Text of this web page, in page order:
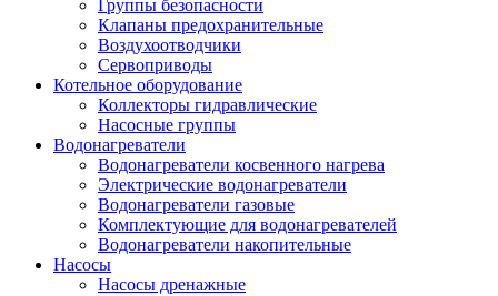
Группы безопасности
Клапаны предохранительные
Воздухоотводчики
Сервоприводы
Котельное оборудование
Коллекторы гидравлические
Насосные группы
Водонагреватели
Водонагреватели косвенного нагрева
Электрические водонагреватели
Водонагреватели газовые
Комплектующие для водонагревателей
Водонагреватели накопительные
Насосы
Насосы дренажные